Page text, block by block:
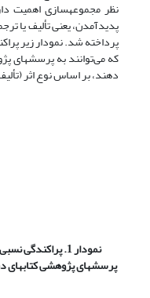
نظر مجموعه‏سازی اهمیت
پدیدآمدن، یعنی تألیف یا
پرداخته شد. نمودار زیر
که می‌توانند به پرسشهای
دهند، بر اساس نوع اثر
نمودار 1.
پرسشهای پژوهشی کتابهای